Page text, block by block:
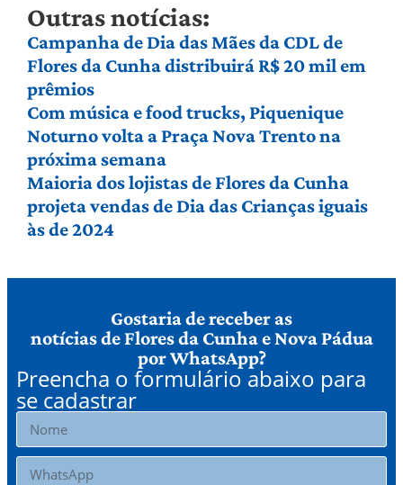
Outras notícias:
Campanha de Dia das Mães da CDL de
Flores da Cunha distribuirá R$ 20 mil em
prêmios
Com música e food trucks, Piquenique
Noturno volta a Praça Nova Trento na
próxima semana
Maioria dos lojistas de Flores da Cunha
projeta vendas de Dia das Crianças iguais
às de 2024
Gostaria de receber as
notícias de Flores da Cunha e Nova Pádua
por WhatsApp?
Preencha o formulário abaixo para
se cadastrar